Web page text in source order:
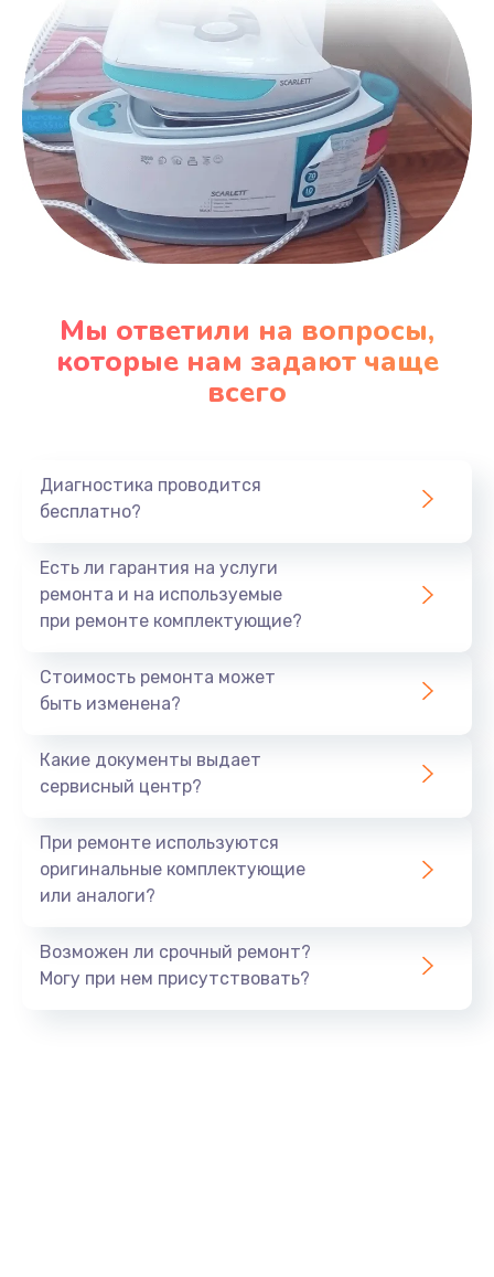
Мы ответили на вопросы,
которые нам задают чаще
всего
Диагностика проводится
бесплатно?
Есть ли гарантия на услуги
ремонта и на используемые
при ремонте комплектующие?
Стоимость ремонта может
быть изменена?
Какие документы выдает
сервисный центр?
При ремонте используются
оригинальные комплектующие
или аналоги?
Возможен ли срочный ремонт?
Могу при нем присутствовать?